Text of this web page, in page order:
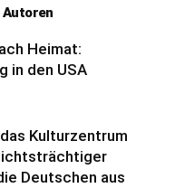
Autoren
Heimat:
in den USA
Kulturzentrum
Deutschen aus